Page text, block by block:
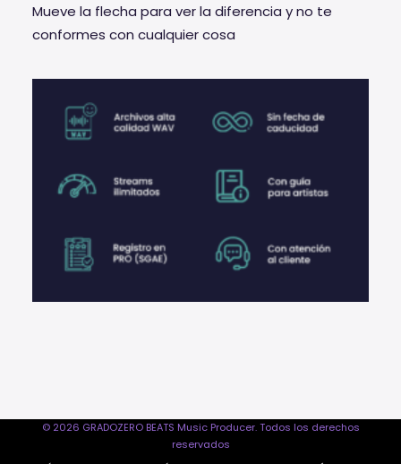
Mueve la flecha para ver la diferencia y no te
conformes con cualquier cosa
© 2026 GRADOZERO BEATS Music Producer. Todos los derechos
reservados